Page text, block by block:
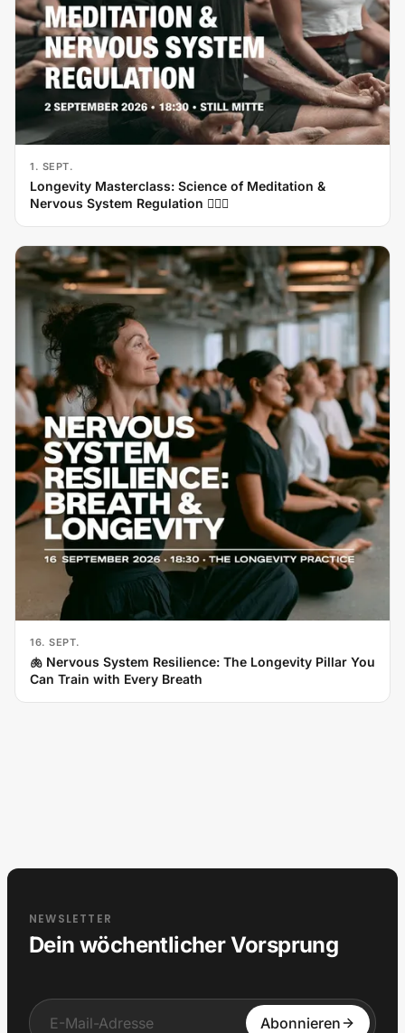
1. SEPT.
Longevity Masterclass: Science of Meditation &
Nervous System Regulation 🧘‍♂️✨
16. SEPT.
🫁 Nervous System Resilience: The Longevity Pillar You
Can Train with Every Breath
NEWSLETTER
Dein wöchentlicher Vorsprung
Input Abonnieren